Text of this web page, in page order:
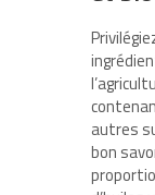
autres
bon